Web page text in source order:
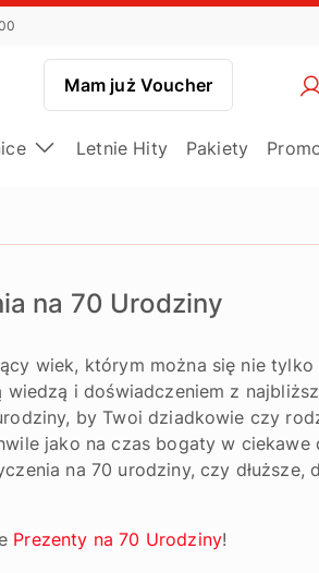
Mam już Voucher
Letnie Hity Pakiety
na 70 Urodziny
wiek, którym można się nie tylko
i doświadczeniem z
by Twoi dziadkowie czy
jako na czas bogaty w
na 70 urodziny, czy dłuższe,
Prezenty na 70 Urodziny!